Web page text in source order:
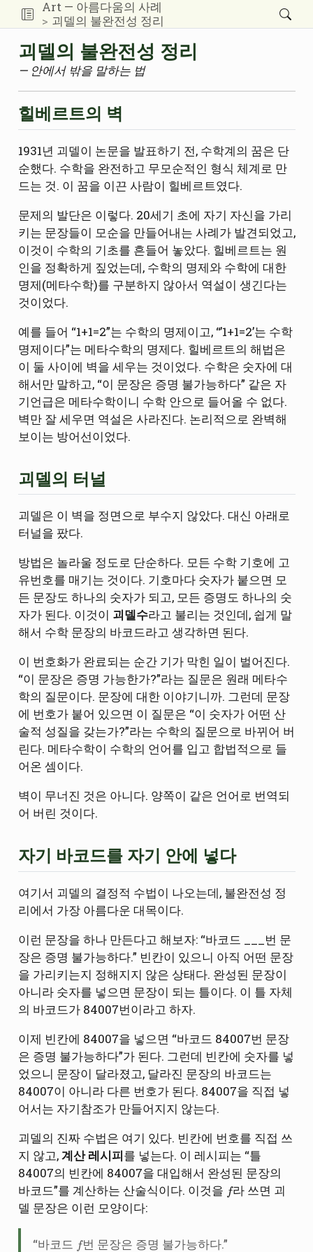
Art — 아름다움의 사례
괴델의 불완전성 정리
괴델의 불완전성 정리
— 안에서 밖을 말하는 법
힐베르트의 벽
1931년 괴델이 논문을 발표하기 전, 수학계의 꿈은 단
순했다. 수학을 완전하고 무모순적인 형식 체계로 만
드는 것. 이 꿈을 이끈 사람이 힐베르트였다.
문제의 발단은 이렇다. 20세기 초에 자기 자신을 가리
키는 문장들이 모순을 만들어내는 사례가 발견되었고,
이것이 수학의 기초를 흔들어 놓았다. 힐베르트는 원
인을 정확하게 짚었는데, 수학의 명제와 수학에 대한
명제(메타수학)를 구분하지 않아서 역설이 생긴다는
것이었다.
예를 들어 “1+1=2”는 수학의 명제이고, “’1+1=2’는 수학
명제이다”는 메타수학의 명제다. 힐베르트의 해법은
이 둘 사이에 벽을 세우는 것이었다. 수학은 숫자에 대
해서만 말하고, “이 문장은 증명 불가능하다” 같은 자
기언급은 메타수학이니 수학 안으로 들어올 수 없다.
벽만 잘 세우면 역설은 사라진다. 논리적으로 완벽해
보이는 방어선이었다.
괴델의 터널
괴델은 이 벽을 정면으로 부수지 않았다. 대신 아래로
터널을 팠다.
방법은 놀라울 정도로 단순하다. 모든 수학 기호에 고
유번호를 매기는 것이다. 기호마다 숫자가 붙으면 모
든 문장도 하나의 숫자가 되고, 모든 증명도 하나의 숫
자가 된다. 이것이 괴델수라고 불리는 것인데, 쉽게 말
해서 수학 문장의 바코드라고 생각하면 된다.
이 번호화가 완료되는 순간 기가 막힌 일이 벌어진다.
“이 문장은 증명 가능한가?”라는 질문은 원래 메타수
학의 질문이다. 문장에 대한 이야기니까. 그런데 문장
에 번호가 붙어 있으면 이 질문은 “이 숫자가 어떤 산
술적 성질을 갖는가?”라는 수학의 질문으로 바뀌어 버
린다. 메타수학이 수학의 언어를 입고 합법적으로 들
어온 셈이다.
벽이 무너진 것은 아니다. 양쪽이 같은 언어로 번역되
어 버린 것이다.
자기 바코드를 자기 안에 넣다
여기서 괴델의 결정적 수법이 나오는데, 불완전성 정
리에서 가장 아름다운 대목이다.
이런 문장을 하나 만든다고 해보자: “바코드 ___번 문
장은 증명 불가능하다.” 빈칸이 있으니 아직 어떤 문장
을 가리키는지 정해지지 않은 상태다. 완성된 문장이
아니라 숫자를 넣으면 문장이 되는 틀이다. 이 틀 자체
의 바코드가 84007번이라고 하자.
이제 빈칸에 84007을 넣으면 “바코드 84007번 문장
은 증명 불가능하다”가 된다. 그런데 빈칸에 숫자를 넣
었으니 문장이 달라졌고, 달라진 문장의 바코드는
84007이 아니라 다른 번호가 된다. 84007을 직접 넣
어서는 자기참조가 만들어지지 않는다.
괴델의 진짜 수법은 여기 있다. 빈칸에 번호를 직접 쓰
지 않고,계산 레시피를 넣는다. 이 레시피는 “틀
84007의 빈칸에 84007을 대입해서 완성된 문장의
바코드”를 계산하는 산술식이다. 이것을f라 쓰면 괴
델 문장은 이런 모양이다:
“바코드 f번 문장은 증명 불가능하다.”